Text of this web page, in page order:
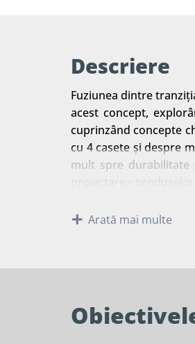
Descriere
Fuziunea dintre
acest concept,
cuprinzând concepte
cu 4 casete și despre
mult spre durabilitate
Arată mai multe